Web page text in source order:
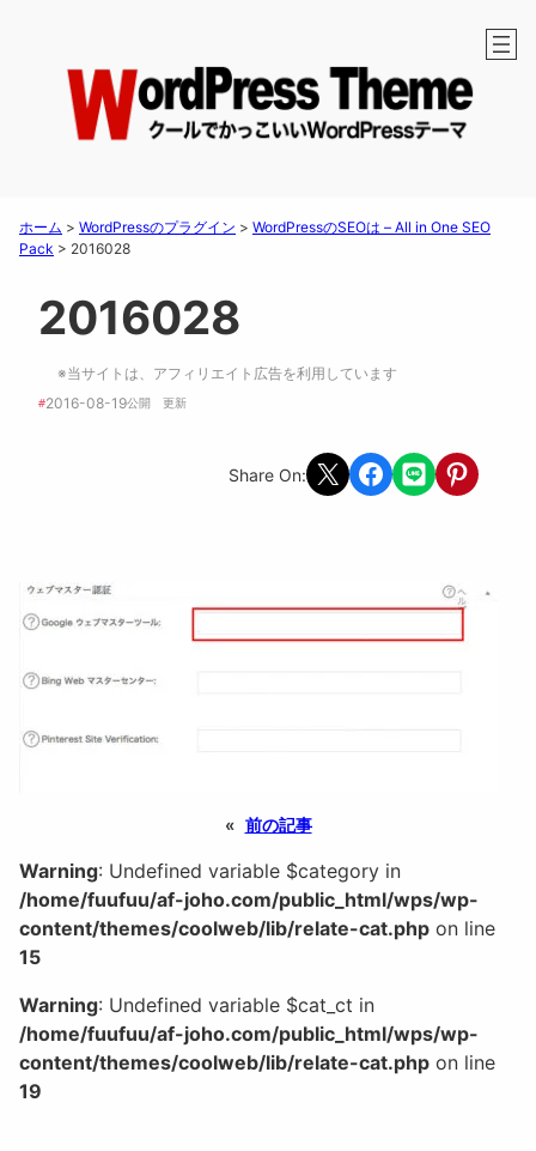
ホーム > WordPressのプラグイン > WordPressのSEOは – All in One SEO
Pack > 2016028
2016028
※当サイトは、アフィリエイト広告を利用しています
#2016-08-19公開 更新
Share On: Share on X Share on Facebook
Share on LINEShare on
« 前の記事
Warning: Undefined variable $category in
/home/fuufuu/af-joho.com/public_html/wps/wp-
content/themes/coolweb/lib/relate-cat.php on line
15
Warning: Undefined variable $cat_ct in
/home/fuufuu/af-joho.com/public_html/wps/wp-
content/themes/coolweb/lib/relate-cat.php on line
19